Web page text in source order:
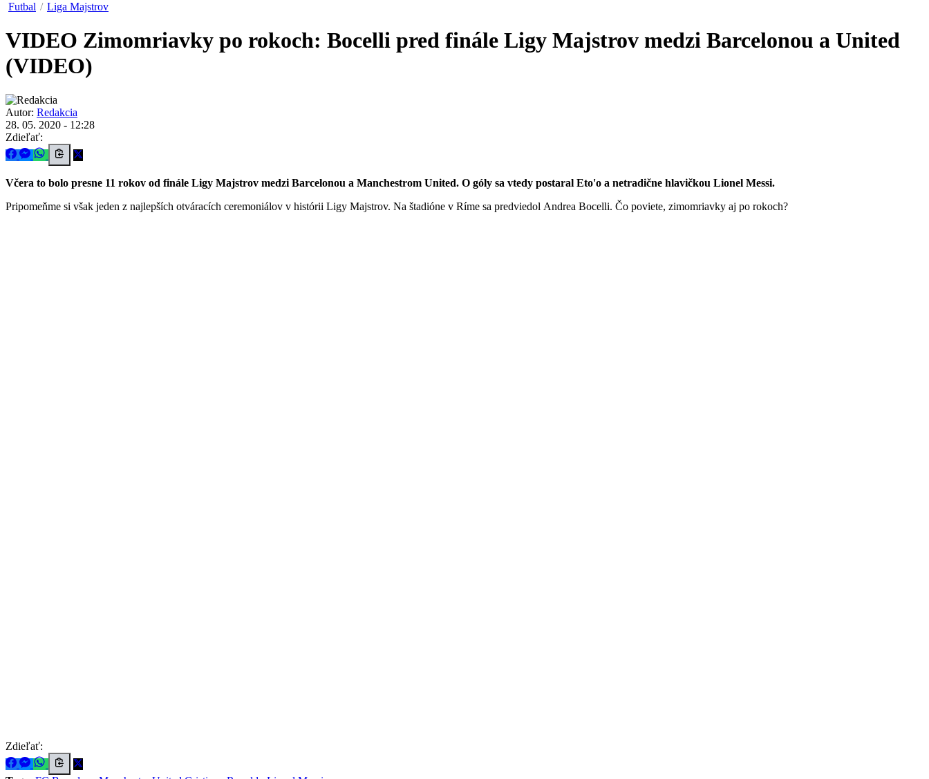
Futbal / Liga Majstrov
VIDEO Zimomriavky po rokoch: Bocelli pred finále Ligy Majstrov medzi Barcelonou a United
(VIDEO)
Autor: Redakcia
28. 05. 2020 - 12:28
Zdieľať:
Včera to bolo presne 11 rokov od finále Ligy Majstrov medzi Barcelonou a Manchestrom United. O góly sa vtedy postaral Eto'o a netradične hlavičkou Lionel Messi.
Pripomeňme si však jeden z najlepších otváracích ceremoniálov v histórii Ligy Majstrov. Na štadióne v Ríme sa predviedol Andrea Bocelli. Čo poviete, zimomriavky aj po rokoch?
Zdieľať: